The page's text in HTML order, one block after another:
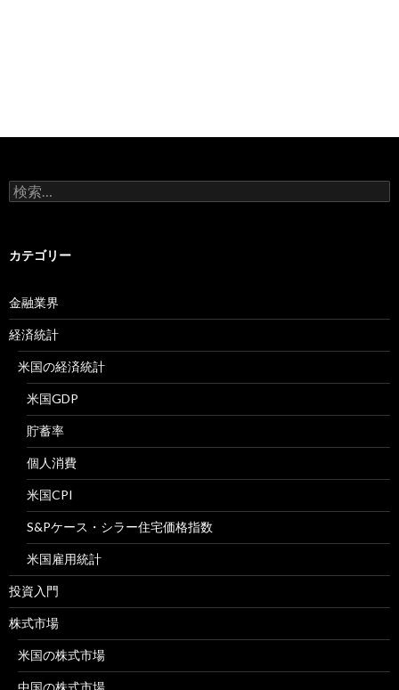
検
索:
カテゴリー
金融業界
経済統計
米国の経済統計
米国GDP
貯蓄率
個人消費
米国CPI
S&Pケース・シラー住宅価格指数
米国雇用統計
投資入門
株式市場
米国の株式市場
中国の株式市場